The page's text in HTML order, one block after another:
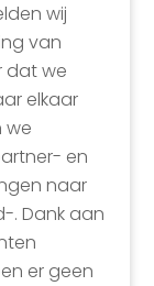
wij
van
dat we
elkaar
we
en
naar
. Dank aan
er geen